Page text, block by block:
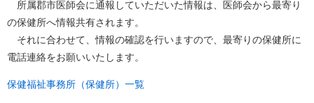
所属郡市医師会に通報していただいた情報は、医師会から最寄り
の保健所へ情報共有されます。
それに合わせて、情報の確認を行いますので、最寄りの保健所に
電話連絡をお願いいたします。
保健福祉事務所（保健所）一覧